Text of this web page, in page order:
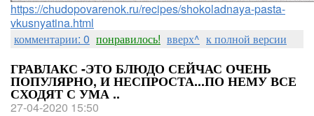
https://chudopovarenok.ru/recipes/shokoladnaya-pasta-
vkusnyatina.html
комментарии: 0 понравилось! вверх^ к полной версии
ГРАВЛАКС -ЭТО БЛЮДО СЕЙЧАС ОЧЕНЬ
ПОПУЛЯРНО, И НЕСПРОСТА...ПО НЕМУ ВСЕ
СХОДЯТ С УМА ..
27-04-2020 15:50